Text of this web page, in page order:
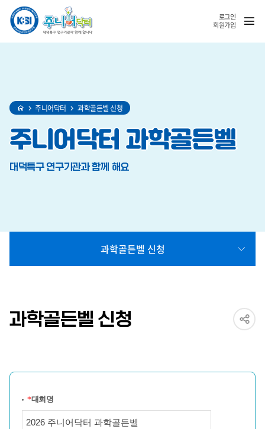
반복영역
건너뛰기
로그인
회원가입
주니어닥터 과학골든벨 신청
주니어닥터 과학골든벨
대덕특구 연구기관과 함께 해요
과학골든벨 신청
과학골든벨 신청
공유
*대회명